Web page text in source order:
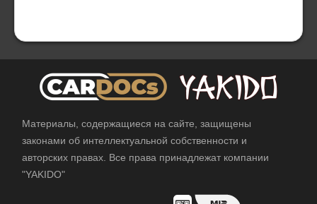
Материалы, содержащиеся на сайте, защищены
законами об интеллектуальной собственности и
авторских правах. Все права принадлежат компании
"YAKIDO"